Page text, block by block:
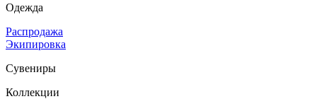
Одежда
Распродажа
Экипировка
Сувениры
Коллекции